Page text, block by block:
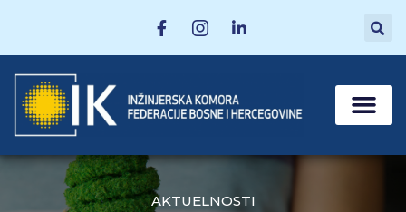
AKTUELNOSTI